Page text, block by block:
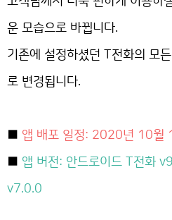
운 모습으로 바뀝니다.
기존에 설정하셨던 T전화의 모
로 변경됩니다.
■ 앱 배포 일정: 2020년 10월
■ 앱 버전: 안드로이드 T전화
v7.0.0